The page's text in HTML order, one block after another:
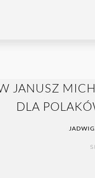
JANUSZ
DLA